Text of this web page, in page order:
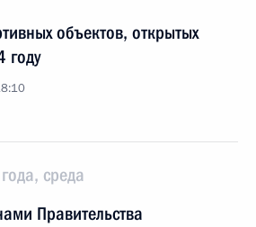
объектов, открытых
году
среда
Правительства